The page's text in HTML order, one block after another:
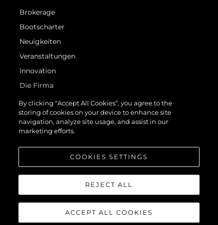
Brokerage
Bootscharter
Neuigkeiten
Veranstaltungen
Innovation
Die Firma
Das Team
Lifestyle
Geschichte
© 2026 Sunseeker London Group.Alle Rechte vorbehalten.
By clicking “Accept All Cookies”, you agree to the
storing of cookies on your device to enhance site
navigation, analyze site usage, and assist in our
marketing efforts.
COOKIES SETTINGS
REJECT ALL
ACCEPT ALL COOKIES